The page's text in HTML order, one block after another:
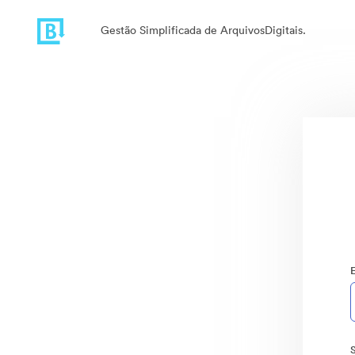
Gestão Simplificada de ArquivosDigitais.